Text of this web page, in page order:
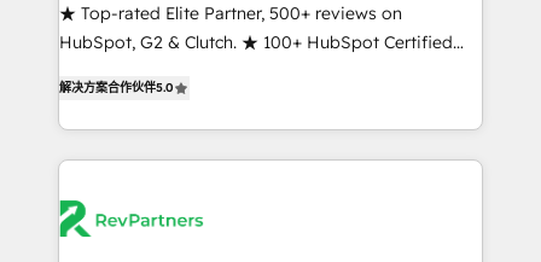
management programs, and align marketing, sales,
and service to drive sustainable growth With 6 key
there’s a good chance one of our globally integrated
teams has worked with clients just like you Let’s
looking for...and get your next big initiative moving!
★ Top-rated Elite Partner, 500+ reviews on
HubSpot, G2 & Clutch. ★ 100+ HubSpot Certified
implementations across five continents ★ AI-First,
RevOps-led, Onboarding obsessed ★ Company of
the Year 2024/25 INSIDEA helps growing companies
your team, migrate your data, and build AI-powered
解决方案合作伙伴5.0